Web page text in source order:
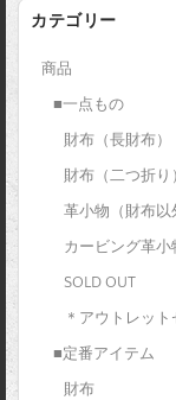
カテゴリー
商品
■一点もの
財布（長財布）
財布（二つ折り
革小物（財布以
カービング革小
SOLD OUT
＊アウトレット
■定番アイテム
財布